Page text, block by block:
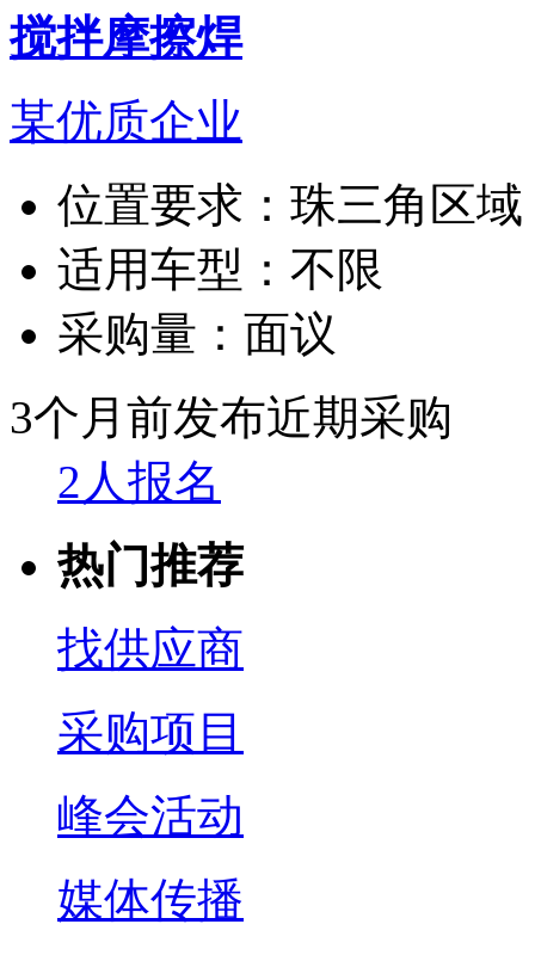
搅拌摩擦焊
某优质企业
位置要求： 珠三角区域
适用车型： 不限
采购量： 面议
3个月前发布近期采购
2人报名
热门推荐
找供应商
采购项目
峰会活动
媒体传播